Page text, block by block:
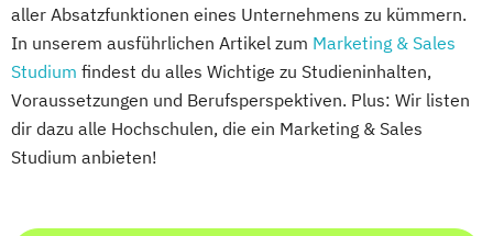
aller Absatzfunktionen eines Unternehmens zu kümmern.
In unserem ausführlichen Artikel zum Marketing & Sales
Studium findest du alles Wichtige zu Studieninhalten,
Voraussetzungen und Berufsperspektiven. Plus: Wir listen
dir dazu alle Hochschulen, die ein Marketing & Sales
Studium anbieten!